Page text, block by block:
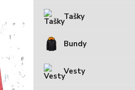
Tašky
Bundy
Vesty